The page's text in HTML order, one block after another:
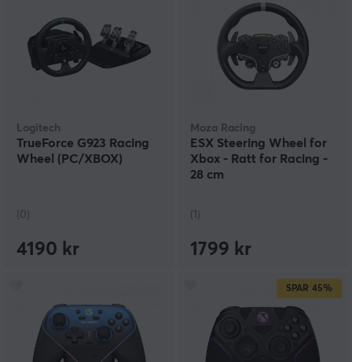
Logitech
TrueForce G923 Racing
Wheel (PC/XBOX)
(0)
4190 kr
Moza Racing
ESX Steering Wheel for
Xbox - Ratt for Racing -
28 cm
(1)
1799 kr
SPAR 45%